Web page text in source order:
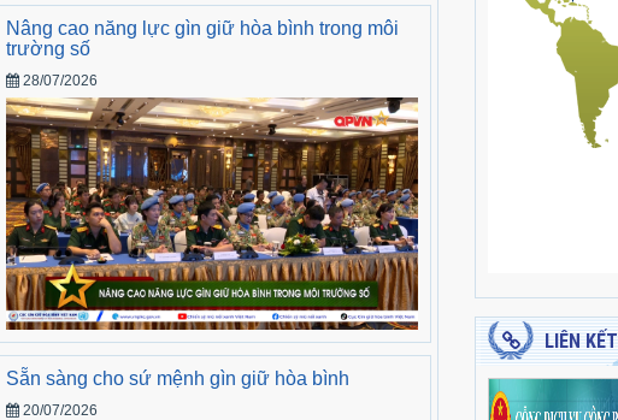
Nâng cao năng lực gìn giữ hòa bình trong môi
trường số
28/07/2026
Sẵn sàng cho sứ mệnh gìn giữ hòa bình
20/07/2026
LIÊN KẾT